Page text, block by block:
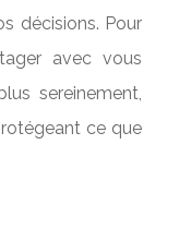
décisions. Pour
avec vous
sereinement,
ce que